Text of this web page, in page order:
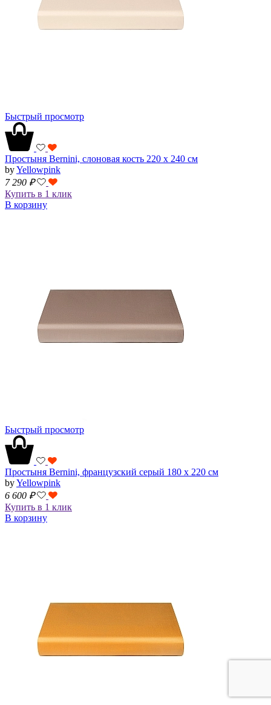
Быстрый просмотр
Простыня Bernini, слоновая кость 220 х 240 см
byYellowpink
7 290 ₽
Купить в 1 клик
В корзину
Быстрый просмотр
Простыня Bernini, французский серый 180 х 220 см
byYellowpink
6 600 ₽
Купить в 1 клик
В корзину